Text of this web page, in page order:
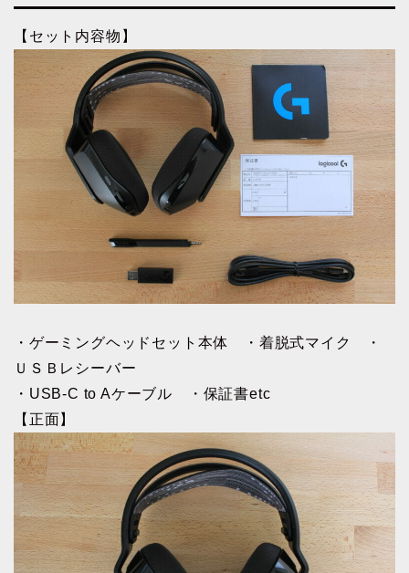
【セット内容物】
・ゲーミングヘッドセット本体 ・着脱式マイク ・
ＵＳＢレシーバー
・USB-C to Aケーブル ・保証書etc
【正面】